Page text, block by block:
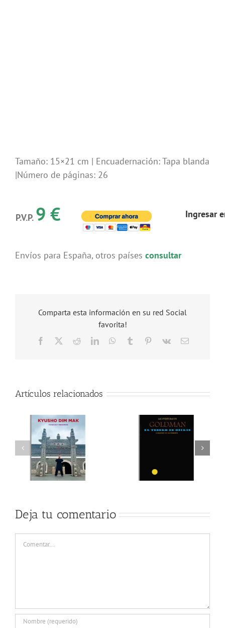
Tamaño: 15×21 cm | Encuadernación: Tapa blanda
|Número de páginas: 26
P.V.P. 9 € Ingresar
Envíos para España, otros países consultar
Comparta esta información en su red Social
favorita!
Facebook RedditLinkedInWhatsApp
Tumblr Pinterest
Vk
Correo
Artículos relacionados
Deja tu comentario
Comentar